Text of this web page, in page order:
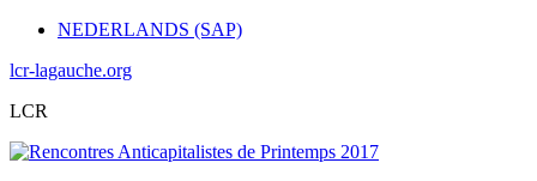
NEDERLANDS (SAP)
lcr-lagauche.org
LCR